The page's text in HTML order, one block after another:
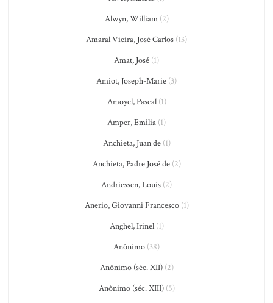
Alwyn, William(2)
Amaral Vieira, José Carlos (13)
Amat, José (1)
Amiot, Joseph-Marie (3)
Amoyel, Pascal(1)
Amper, Emilia (1)
Anchieta, Juan de(1)
Anchieta, Padre José de(2)
Andriessen, Louis (2)
Anerio, Giovanni Francesco(1)
Anghel, Irinel(1)
Anônimo (38)
Anônimo (séc. XII)(2)
Anônimo (séc. XIII)(5)